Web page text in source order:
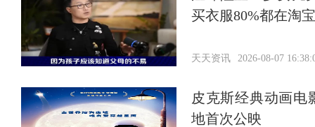
买衣服80%都在淘宝
天天资讯 2026-08-07
皮克斯经典动画电
地首次公映